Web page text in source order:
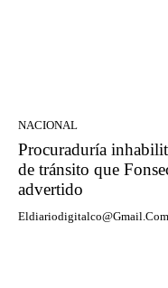
NACIONAL
Procuraduría
de tránsito que
advertido
Eldiariodigitalco@gmail.com